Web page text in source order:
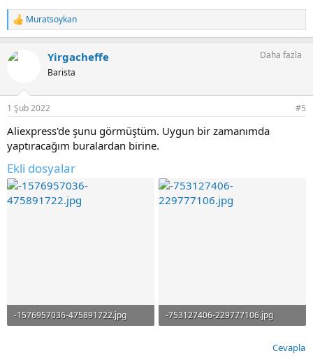
T
e
k
Muratsoykan
Yirgacheffe
Barista
Daha fazla
1 Şub 2022 #5
Aliexpress'de şunu görmüştüm. Uygun bir zamanımda
yaptıracağım buralardan birine.
Ekli dosyalar
-1576957036-475891722.jpg
-753127406-229777106.jpg
Cevapla